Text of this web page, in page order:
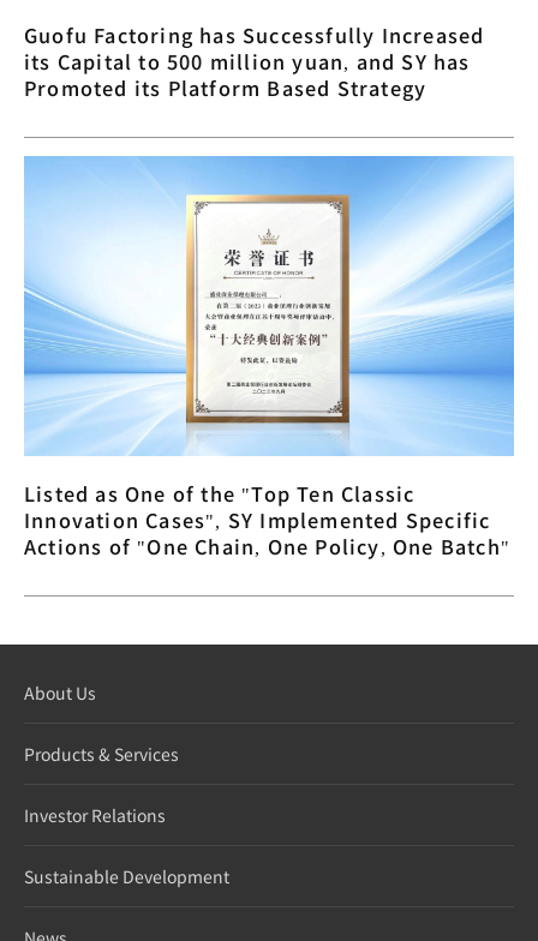
Guofu Factoring has Successfully Increased
its Capital to 500 million yuan, and SY has
Promoted its Platform Based Strategy
Listed as One of the "Top Ten Classic
Innovation Cases", SY Implemented Specific
Actions of "One Chain, One Policy, One Batch"
About Us
Products & Services
Investor Relations
Sustainable Development